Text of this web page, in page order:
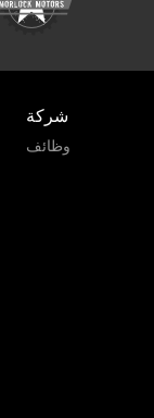
شركة
وظائف